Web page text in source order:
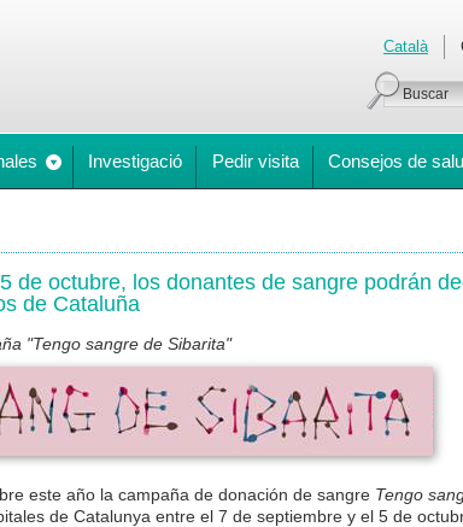
Català
Investigació Pedir visita Consejos de
de octubre, los donantes de sangre podrán
de Cataluña
"Tengo sangre de Sibarita"
este año la campaña de donación de sangre Tengo
de Catalunya entre el 7 de septiembre y el 5 de